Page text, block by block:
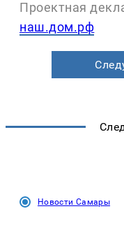
Проектная
наш.дом.рф
Новости Самары